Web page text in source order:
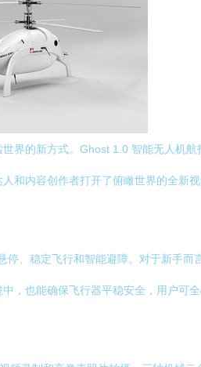
界的新方式。Ghost 1.0 智能无人机
和内容创作者打开了俯瞰世界的全新视
、稳定飞行和智能避障。对于新手
，也能确保飞行器平稳安全，用户可全